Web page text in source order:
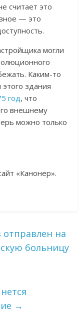
считает это
— это
могли
Каким-то
здания
год, что
внешнему
можно только
«Канонер».
отправлен на
больницу
→